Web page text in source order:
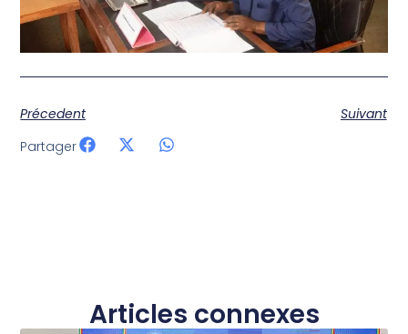
Précedent
Suivant
Partager
Articles connexes